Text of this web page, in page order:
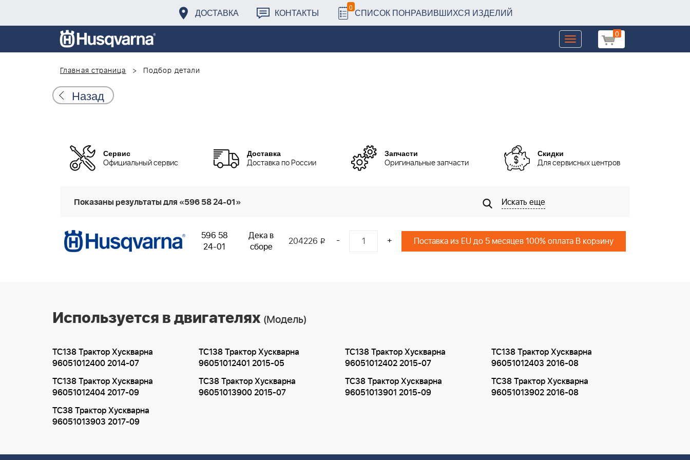
ДОСТАВКА КОНТАКТЫ 0 СПИСОК ПОНРАВИВШИХСЯ ИЗДЕЛИЙ
0
Toggle
navigation
Главная страница
Подбор детали
Назад
Сервис
Официальный сервис
Доставка
Доставка по России
Запчасти
Оригинальные запчасти
Скидки
Для сервисных центров
Показаны результаты для «596 58 24-01» Искать еще
596 58
24-01
Дека в
сборе
204226 i - + Поставка из EU до 5 месяцев 100% оплата В корзину
Используется в двигателях (Модель)
TC138 Трактор Хускварна
96051012400 2014-07
TC138 Трактор Хускварна
96051012401 2015-05
TC138 Трактор Хускварна
96051012402 2015-07
TC138 Трактор Хускварна
96051012403 2016-08
TC138 Трактор Хускварна
96051012404 2017-09
TC38 Трактор Хускварна
96051013900 2015-07
TC38 Трактор Хускварна
96051013901 2015-09
TC38 Трактор Хускварна
96051013902 2016-08
TC38 Трактор Хускварна
96051013903 2017-09